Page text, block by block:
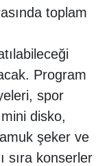
toplam
Program
spor
disko,
şeker ve
sıra konserler